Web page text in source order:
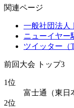
関連ページ
一般社団法人
ニューイヤー
ツイッター（
前回大会 トップ3
1位
富士通（東日
2位